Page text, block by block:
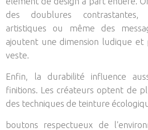
des doublures contrastantes,
artistiques ou même des
ajoutent une dimension ludique et
veste.
Enfin, la durabilité influence
finitions. Les créateurs optent de
des techniques de teinture
boutons respectueux de